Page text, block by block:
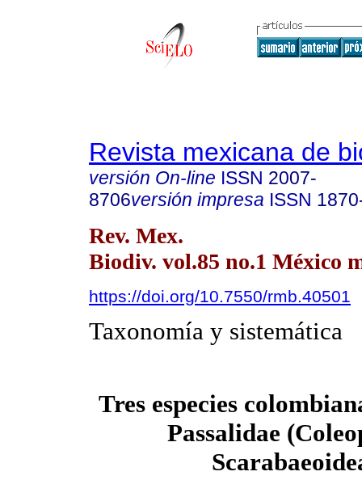
Revista mexicana de
versión On-line ISSN 2007-
8706versión impresa ISSN
Rev. Mex.
Biodiv. vol.85 no.1 México
https://doi.org/10.7550/rmb.40501
Taxonomía y sistemática
Tres especies
Passalidae